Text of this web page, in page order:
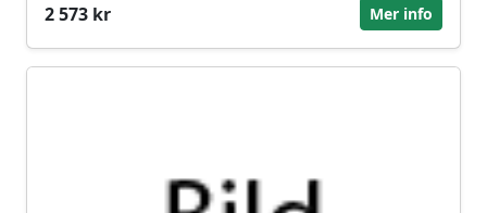
2 573 kr
Mer info